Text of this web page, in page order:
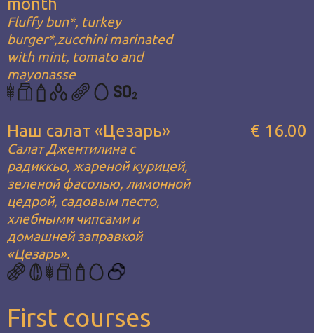
Fluffy bun*, turkey
burger*,zucchini marinated
with mint, tomato and
mayonasse
Наш салат «Цезарь»
Салат Джентилина с
радиккьо, жареной курицей,
зеленой фасолью, лимонной
цедрой, садовым песто,
хлебными чипсами и
домашней заправкой
«Цезарь».
€ 16.00
First courses